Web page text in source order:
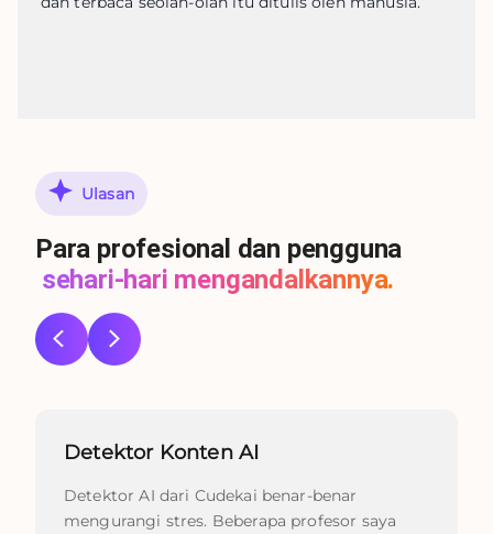
Ulasan
Para profesional dan pengguna
sehari-hari mengandalkannya.
Detektor Konten AI
Detektor AI dari Cudekai benar-benar
mengurangi stres. Beberapa profesor saya